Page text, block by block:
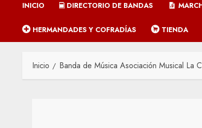
INICIO DIRECTORIO DE BANDAS
HERMANDADES Y COFRADÍAS TIENDA
Inicio Banda de Música Asociación Musical La